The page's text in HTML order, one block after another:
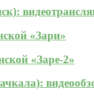
«Зари»
«Заре-2»